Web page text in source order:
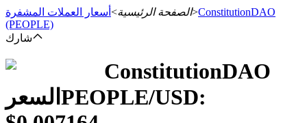
العقود الآجلة
الصفحة الرئيسية> أسعار العملات المشفرة >ConstitutionDAO
(PEOPLE)
شارك
ConstitutionDAO
السعر PEOPLE/USD: